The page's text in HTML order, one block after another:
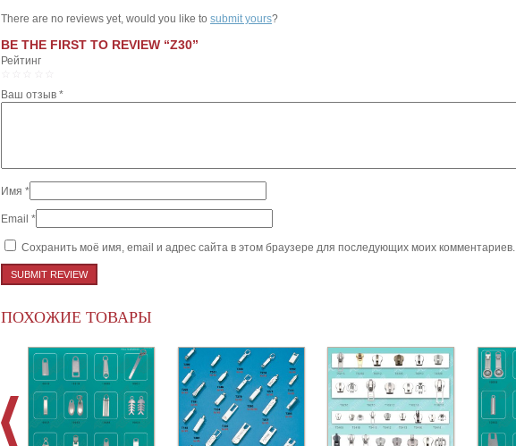
There are no reviews yet, would you like to submit yours?
BE THE FIRST TO REVIEW “Z30”
Рейтинг
Ваш отзыв *
Имя *
Email *
Сохранить моё имя, email и адрес сайта в этом браузере для последующих моих комментариев.
ПОХОЖИЕ ТОВАРЫ